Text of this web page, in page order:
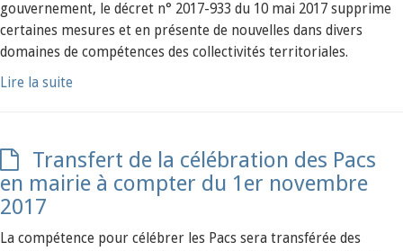
gouvernement, le décret n° 2017-933 du 10 mai 2017 supprime
certaines mesures et en présente de nouvelles dans divers
domaines de compétences des collectivités territoriales.
Lire la suite
Transfert de la célébration des Pacs
en mairie à compter du 1er novembre
2017
La compétence pour célébrer les Pacs sera transférée des